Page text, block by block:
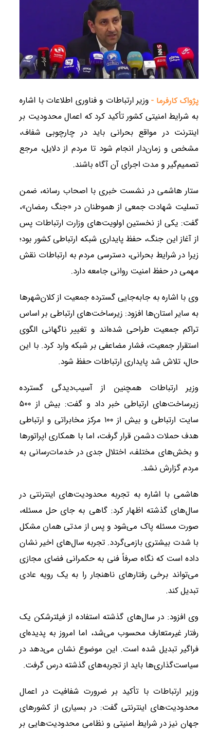
پژواک کارفرما - وزیر ارتباطات و فناوری اطلاعات با اشاره
به شرایط امنیتی کشور تأکید کرد که اعمال محدودیت بر
اینترنت در مواقع بحرانی باید در چارچوبی شفاف،
مشخص و زمان‌دار انجام شود تا مردم از دلایل، مرجع
تصمیم‌گیر و مدت اجرای آن آگاه باشند.
ستار هاشمی در نشست خبری با اصحاب رسانه، ضمن
تسلیت شهادت جمعی از هموطنان در «جنگ رمضان»،
گفت: یکی از نخستین اولویت‌های وزارت ارتباطات پس
از آغاز این جنگ، حفظ پایداری شبکه ارتباطی کشور بود؛
زیرا در شرایط بحرانی، دسترسی مردم به ارتباطات نقش
مهمی در حفظ امنیت روانی جامعه دارد.
وی با اشاره به جابه‌جایی گسترده جمعیت از کلان‌شهرها
به سایر استان‌ها افزود: زیرساخت‌های ارتباطی بر اساس
تراکم جمعیت طراحی شده‌اند و تغییر ناگهانی الگوی
استقرار جمعیت، فشار مضاعفی بر شبکه وارد کرد. با این
حال، تلاش شد پایداری ارتباطات حفظ شود.
وزیر ارتباطات همچنین از آسیب‌دیدگی گسترده
زیرساخت‌های ارتباطی خبر داد و گفت: بیش از ۵۰۰
سایت ارتباطی و بیش از ۱۰۰ مرکز مخابراتی و ارتباطی
هدف حملات دشمن قرار گرفت، اما با همکاری اپراتورها
و بخش‌های مختلف، اختلال جدی در خدمات‌رسانی به
مردم گزارش نشد.
هاشمی با اشاره به تجربه محدودیت‌های اینترنتی در
سال‌های گذشته اظهار کرد: گاهی به جای حل مسئله،
صورت مسئله پاک می‌شود و پس از مدتی همان مشکل
با شدت بیشتری بازمی‌گردد. تجربه سال‌های اخیر نشان
داده است که نگاه صرفاً فنی به حکمرانی فضای مجازی
می‌تواند برخی رفتارهای ناهنجار را به یک رویه عادی
تبدیل کند.
وی افزود: در سال‌های گذشته استفاده از فیلترشکن یک
رفتار غیرمتعارف محسوب می‌شد، اما امروز به پدیده‌ای
فراگیر تبدیل شده است. این موضوع نشان می‌دهد در
سیاست‌گذاری‌ها باید از تجربه‌های گذشته درس گرفت.
وزیر ارتباطات با تأکید بر ضرورت شفافیت در اعمال
محدودیت‌های اینترنتی گفت: در بسیاری از کشورهای
جهان نیز در شرایط امنیتی و نظامی محدودیت‌هایی بر